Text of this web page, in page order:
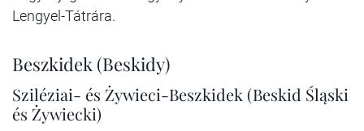
Lengyel-Tátrára.
Beszkidek (Beskidy)
Sziléziai- és Żywieci-Beszkidek (Beskid Śląski
és Żywiecki)